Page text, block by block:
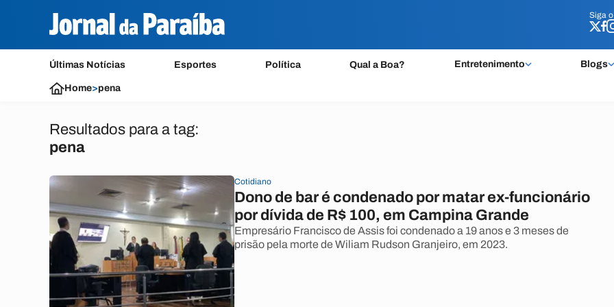
Siga o
Últimas Notícias Esportes Política Qual a Boa? Entretenimento Blogs
Siga o
Home>pena
Resultados para a tag:
pena
Cotidiano
Dono de bar é condenado por matar ex-funcionário
por dívida de R$ 100, em Campina Grande
Empresário Francisco de Assis foi condenado a 19 anos e 3 meses de
prisão pela morte de Wiliam Rudson Granjeiro, em 2023.